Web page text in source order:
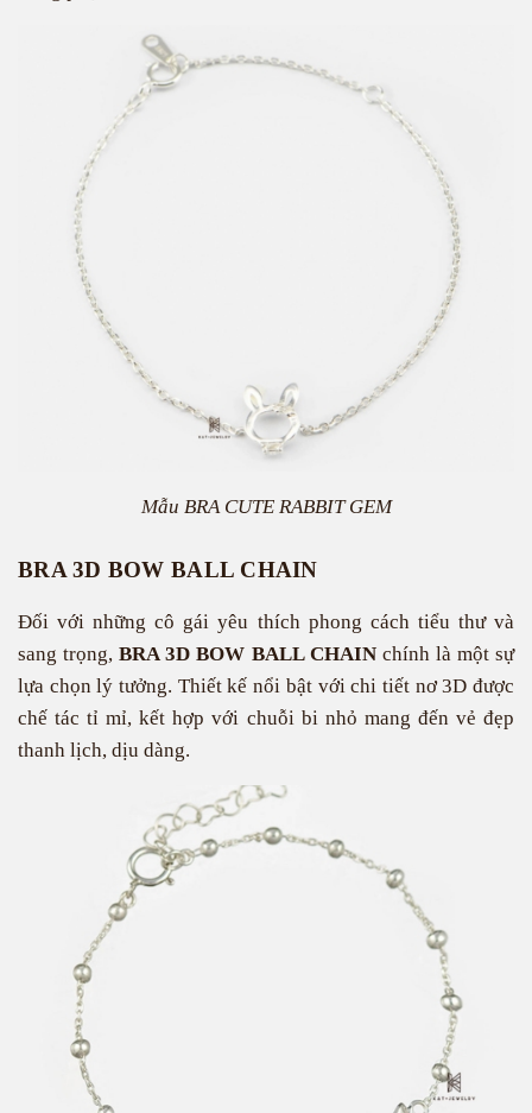
Mẫu BRA CUTE RABBIT GEM
BRA 3D BOW BALL CHAIN
Đối với những cô gái yêu thích phong cách tiểu thư và
sang trọng,BRA 3D BOW BALL CHAIN chính là một sự
lựa chọn lý tưởng. Thiết kế nổi bật với chi tiết nơ 3D được
chế tác tỉ mỉ, kết hợp với chuỗi bi nhỏ mang đến vẻ đẹp
thanh lịch, dịu dàng.